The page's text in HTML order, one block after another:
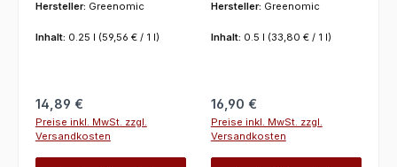
Hersteller: Greenomic
Inhalt: 0.25 l (59,56 € / 1 l)
Regulärer Preis:
14,89 €
Preise inkl. MwSt. zzgl.
Versandkosten
Hersteller: Greenomic
Inhalt: 0.5 l (33,80 € / 1 l)
Regulärer Preis:
16,90 €
Preise inkl. MwSt. zzgl.
Versandkosten